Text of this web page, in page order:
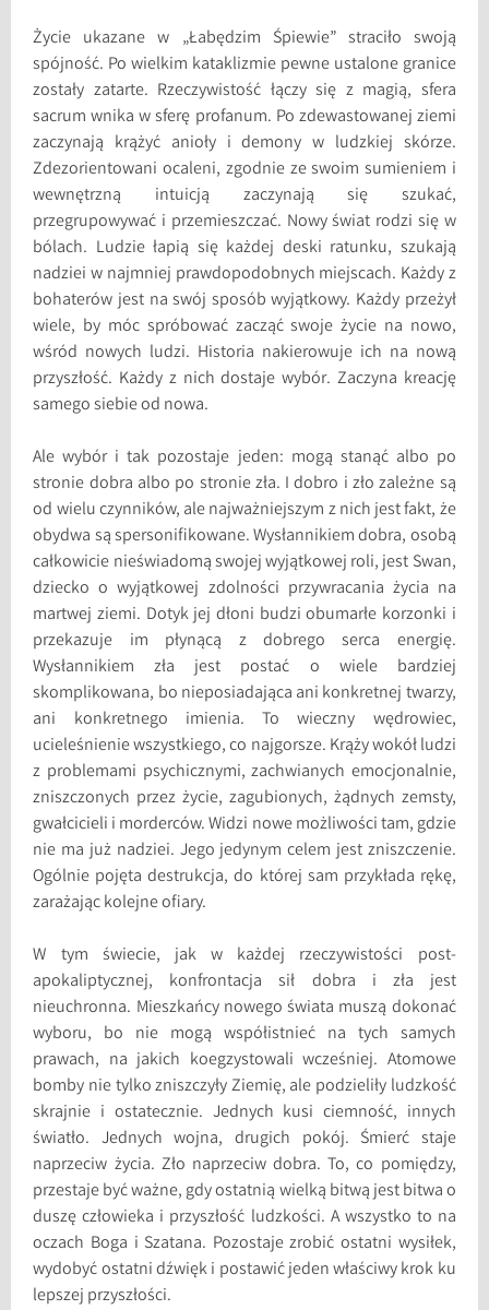
Życie ukazane w „Łabędzim Śpiewie” straciło swoją
spójność. Po wielkim kataklizmie pewne ustalone granice
zostały zatarte. Rzeczywistość łączy się z magią, sfera
sacrum wnika w sferę profanum. Po zdewastowanej ziemi
zaczynają krążyć anioły i demony w ludzkiej skórze.
Zdezorientowani ocaleni, zgodnie ze swoim sumieniem i
wewnętrzną intuicją zaczynają się szukać,
przegrupowywać i przemieszczać. Nowy świat rodzi się w
bólach. Ludzie łapią się każdej deski ratunku, szukają
nadziei w najmniej prawdopodobnych miejscach. Każdy z
bohaterów jest na swój sposób wyjątkowy. Każdy przeżył
wiele, by móc spróbować zacząć swoje życie na nowo,
wśród nowych ludzi. Historia nakierowuje ich na nową
przyszłość. Każdy z nich dostaje wybór. Zaczyna kreację
samego siebie od nowa.
Ale wybór i tak pozostaje jeden: mogą stanąć albo po
stronie dobra albo po stronie zła. I dobro i zło zależne są
od wielu czynników, ale najważniejszym z nich jest fakt, że
obydwa są spersonifikowane. Wysłannikiem dobra, osobą
całkowicie nieświadomą swojej wyjątkowej roli, jest Swan,
dziecko o wyjątkowej zdolności przywracania życia na
martwej ziemi. Dotyk jej dłoni budzi obumarłe korzonki i
przekazuje im płynącą z dobrego serca energię.
Wysłannikiem zła jest postać o wiele bardziej
skomplikowana, bo nieposiadająca ani konkretnej twarzy,
ani konkretnego imienia. To wieczny wędrowiec,
ucieleśnienie wszystkiego, co najgorsze. Krąży wokół ludzi
z problemami psychicznymi, zachwianych emocjonalnie,
zniszczonych przez życie, zagubionych, żądnych zemsty,
gwałcicieli i morderców. Widzi nowe możliwości tam, gdzie
nie ma już nadziei. Jego jedynym celem jest zniszczenie.
Ogólnie pojęta destrukcja, do której sam przykłada rękę,
zarażając kolejne ofiary.
W tym świecie, jak w każdej rzeczywistości post-
apokaliptycznej, konfrontacja sił dobra i zła jest
nieuchronna. Mieszkańcy nowego świata muszą dokonać
wyboru, bo nie mogą współistnieć na tych samych
prawach, na jakich koegzystowali wcześniej. Atomowe
bomby nie tylko zniszczyły Ziemię, ale podzieliły ludzkość
skrajnie i ostatecznie. Jednych kusi ciemność, innych
światło. Jednych wojna, drugich pokój. Śmierć staje
naprzeciw życia. Zło naprzeciw dobra. To, co pomiędzy,
przestaje być ważne, gdy ostatnią wielką bitwą jest bitwa o
duszę człowieka i przyszłość ludzkości. A wszystko to na
oczach Boga i Szatana. Pozostaje zrobić ostatni wysiłek,
wydobyć ostatni dźwięk i postawić jeden właściwy krok ku
lepszej przyszłości.